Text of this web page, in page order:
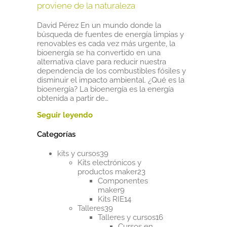
proviene de la naturaleza
David Pérez En un mundo donde la
búsqueda de fuentes de energía limpias y
renovables es cada vez más urgente, la
bioenergía se ha convertido en una
alternativa clave para reducir nuestra
dependencia de los combustibles fósiles y
disminuir el impacto ambiental. ¿Qué es la
bioenergía? La bioenergía es la energía
obtenida a partir de…
Categorías
kits y cursos3939
productos
Kits electrónicos y
productos maker2323
productos
Componentes
maker99
productos
Kits RIE1414
Talleres3939
productos
Talleres y cursos1616